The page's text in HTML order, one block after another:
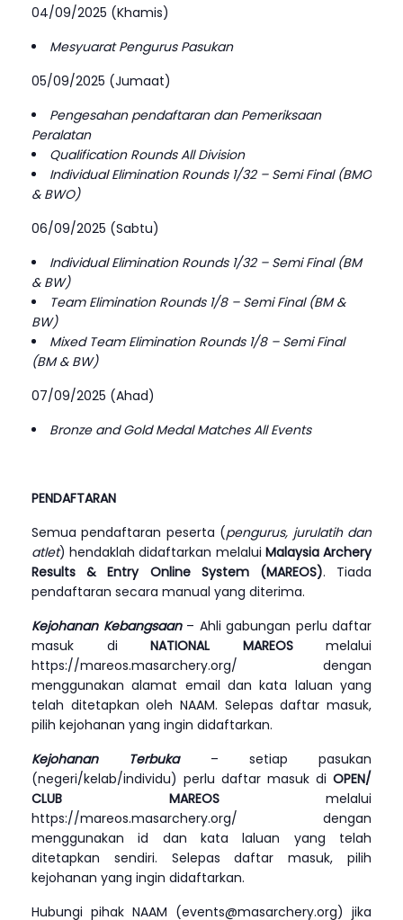
04/09/2025 (Khamis)
Mesyuarat Pengurus Pasukan
05/09/2025 (Jumaat)
Pengesahan pendaftaran dan Pemeriksaan
Peralatan
Qualification Rounds All Division
Individual Elimination Rounds 1/32 – Semi Final (BMO
& BWO)
06/09/2025 (Sabtu)
Individual Elimination Rounds 1/32 – Semi Final (BM
& BW)
Team Elimination Rounds 1/8 – Semi Final (BM &
BW)
Mixed Team Elimination Rounds 1/8 – Semi Final
(BM & BW)
07/09/2025 (Ahad)
Bronze and Gold Medal Matches All Events
PENDAFTARAN
Semua pendaftaran peserta (pengurus, jurulatih dan
atlet) hendaklah didaftarkan melalui Malaysia Archery
Results & Entry Online System (MAREOS). Tiada
pendaftaran secara manual yang diterima.
Kejohanan Kebangsaan– Ahli gabungan perlu daftar
masuk di NATIONAL MAREOSmelalui
https://mareos.masarchery.org/ dengan
menggunakan alamat email dan kata laluan yang
telah ditetapkan oleh NAAM. Selepas daftar masuk,
pilih kejohanan yang ingin didaftarkan.
Kejohanan Terbuka– setiap pasukan
(negeri/kelab/individu) perlu daftar masuk di OPEN/
CLUB MAREOSmelalui
https://mareos.masarchery.org/ dengan
menggunakan id dan kata laluan yang telah
ditetapkan sendiri. Selepas daftar masuk, pilih
kejohanan yang ingin didaftarkan.
Hubungi pihak NAAM (events@masarchery.org) jika